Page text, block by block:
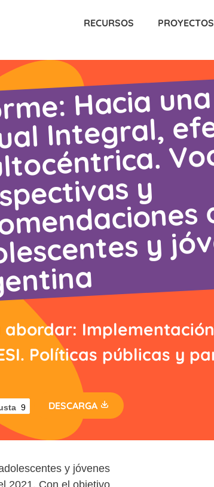
RECURSOS PROYECTOS
Hacia una
Integral,
y
y
abordar:
Políticas públicas y
9 DESCARGA
y jóvenes
2021. Con el objetivo